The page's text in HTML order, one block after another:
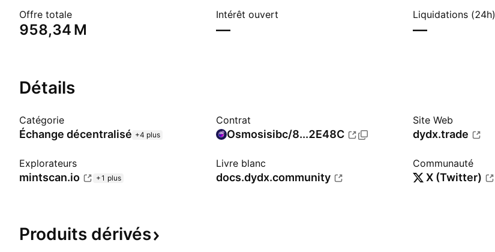
Offre totale
‪958,34 M‬
Intérêt ouvert
—
Liquidations (24h)
—
Détails
Catégorie
Échange décentralisé +4 plus
Contrat
Osmosisibc/8...2E48C
Site Web
dydx.trade
Explorateurs
mintscan.io +1 plus
Livre blanc
docs.dydx.community
Communauté
X (Twitter)
Produits dérivés